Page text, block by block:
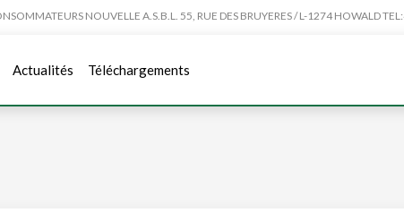
NOUVELLE A.S.B.L. 55, RUE DES BRUYERES / L-1274 HOWALD
Actualités Téléchargements